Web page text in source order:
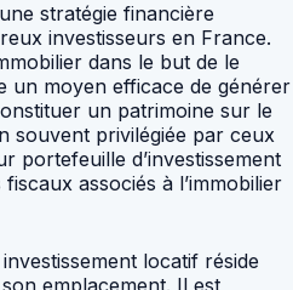
stratégie financière
investisseurs en France.
dans le but de le
un moyen efficace de générer
un patrimoine sur le
souvent privilégiée par ceux
portefeuille d’investissement
associés à l’immobilier
locatif réside
emplacement. Il est